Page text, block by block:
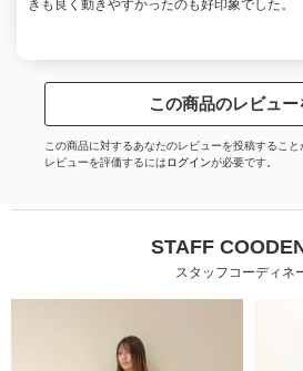
きも良く動きやすかったのも好印象でした。
この商品のレビュー
この商品に対するあなたのレビューを投稿すること
レビューを評価するにはログインが必要です。
STAFF
スタッフコーディネ